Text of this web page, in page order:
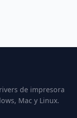
de impresora
Mac y Linux.